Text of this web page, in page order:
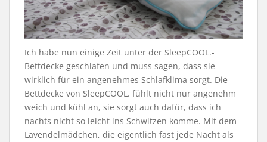
Ich habe nun einige Zeit unter der SleepCOOL.-
Bettdecke geschlafen und muss sagen, dass sie
wirklich für ein angenehmes Schlafklima sorgt. Die
Bettdecke von SleepCOOL. fühlt nicht nur angenehm
weich und kühl an, sie sorgt auch dafür, dass ich
nachts nicht so leicht ins Schwitzen komme. Mit dem
Lavendelmädchen, die eigentlich fast jede Nacht als